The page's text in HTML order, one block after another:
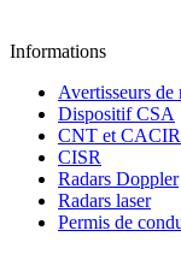
Informations
Avertisseurs de
Dispositif CSA
CNT et CACIR
CISR
Radars Doppler
Radars laser
Permis de